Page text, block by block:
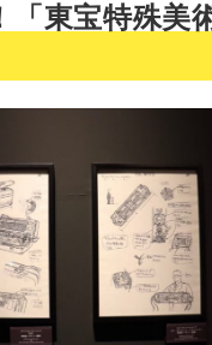
「東宝特殊美